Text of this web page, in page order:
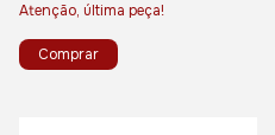
Atenção, última peça!